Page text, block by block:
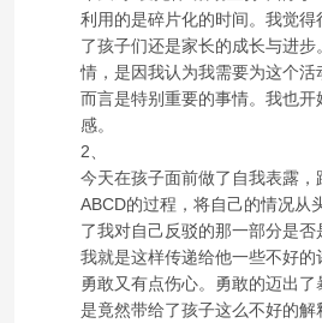
利用的是碎片化的时间。我觉得
了孩子们还是家长的成长与进
情，是因我认为我需要为这个
而言是特别重要的事情。我也
感。
2、
今天在孩子面前做了自我表露，
ABCD的过程，将自己的情况从
了我对自己反驳的那一部分是
我就是这样传递给他一些不好
勇敢又有点伤心。勇敢的迈出
是竟然带给了孩子这么不好的